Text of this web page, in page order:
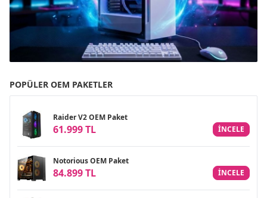
POPÜLER OEM PAKETLER
Raider V2 OEM Paket
61.999 TL INCELE
Notorious OEM Paket
84.899 TL INCELE